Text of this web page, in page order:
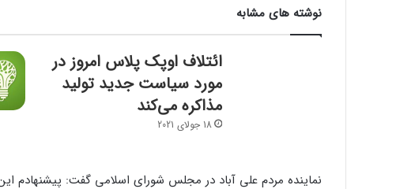
نوشته های مشابه
ائتلاف اوپک پلاس امروز در
مورد سیاست جدید تولید
مذاکره می‌کند
18 جولای 2021
نماینده مردم علی آباد در مجلس شورای اسلامی گفت: پیشنهادم